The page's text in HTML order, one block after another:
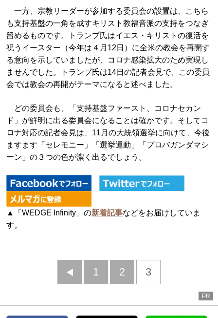
一方、宗教リーダーが参加する委員会の設置は、こちら
も支持基盤の一角を成すキリスト教福音派の支持をつなぎ
留めるものです。トランプ氏はイエス・キリストの復活を
祝うイースター（今年は４月12日）に全米の教会を再開す
る意向を示していましたが、コロナ感染拡大のため実現し
ませんでした。トランプ氏は14日の記者会見で、この委員
会では教会の再開がテーマになると述べました。
どの委員会も、「支持基盤ファースト、コロナセカン
ド」が鮮明に出る委員会になることは確かです。そしてコ
ロナ対応の記者会見は、11月の大統領選挙に向けて、今後
ますます「セレモニー」「選挙運動」「プロバガンダマシ
ーン」の３つの色が濃く出るでしょう。
▲「WEDGE Infinity」の新着記事などをお届けしていま
す。
前
1 2 3
PR